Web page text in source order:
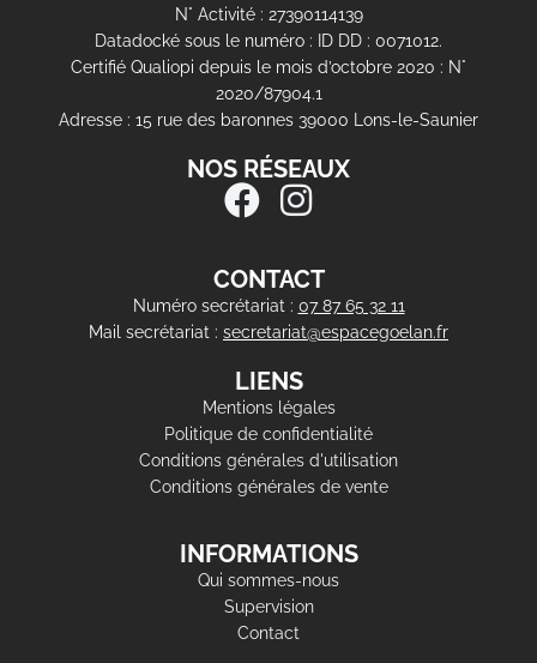
N° Activité : 27390114139
Datadocké sous le numéro : ID DD : 0071012.
Certifié Qualiopi depuis le mois d’octobre 2020 : N°
2020/87904.1
Adresse : 15 rue des baronnes 39000 Lons-le-Saunier
NOS RÉSEAUX
CONTACT
Numéro secrétariat : 07 87 65 32 11
Mail secrétariat : secretariat@espacegoelan.fr
LIENS
Mentions légales
Politique de confidentialité
Conditions générales d'utilisation
Conditions générales de vente
INFORMATIONS
Qui sommes-nous
Supervision
Contact